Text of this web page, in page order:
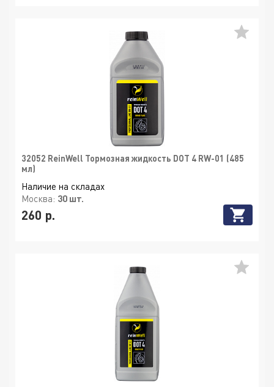
32052 ReinWell Тормозная жидкость DOT 4 RW-01 (485
мл)
Наличие на складах
Москва: 30 шт.
260 р.